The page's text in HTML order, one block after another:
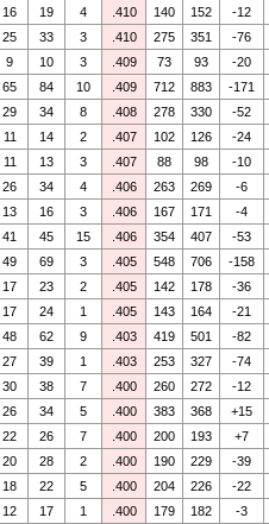
16 19 4 .410 140 152 -12
25 33 3 .410 275 351 -76
9 10 3 .409 73 93 -20
65 84 10 .409 712 883 -171
29 34 8 .408 278 330 -52
11 14 2 .407 102 126 -24
11 13 3 .407 88 98 -10
26 34 4 .406 263 269 -6
13 16 3 .406 167 171 -4
41 45 15 .406 354 407 -53
49 69 3 .405 548 706 -158
17 23 2 .405 142 178 -36
17 24 1 .405 143 164 -21
48 62 9 .403 419 501 -82
27 39 1 .403 253 327 -74
30 38 7 .400 260 272 -12
26 34 5 .400 383 368 +15
22 26 7 .400 200 193 +7
20 28 2 .400 190 229 -39
18 22 5 .400 204 226 -22
12 17 1 .400 179 182 -3